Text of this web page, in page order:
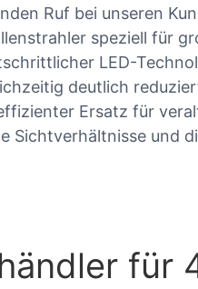
Ruf bei unseren
speziell für
LED-
deutlich
Ersatz für
Sichtverhältnisse und
für